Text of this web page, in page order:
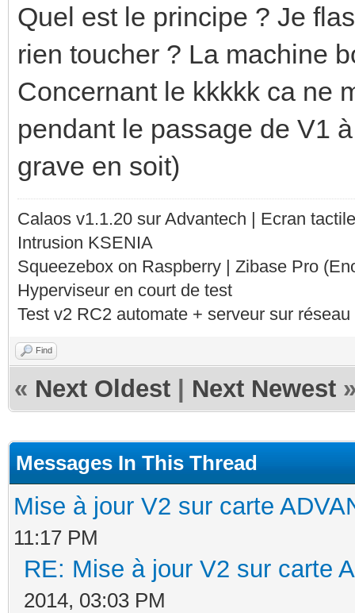
Quel est le principe ? Je
rien toucher ? La machine
Concernant le kkkkk ca ne
pendant le passage de V1
grave en soit)
Calaos v1.1.20 sur Advantech | Ecran
Intrusion KSENIA
Squeezebox on Raspberry | Zibase Pro
Hyperviseur en court de test
Test v2 RC2 automate + serveur sur
Find
« Next Oldest Next Newest
Messages In This Thread
Mise à jour V2 sur carte
11:17 PM
RE: Mise à jour V2 sur carte
2014, 03:03 PM